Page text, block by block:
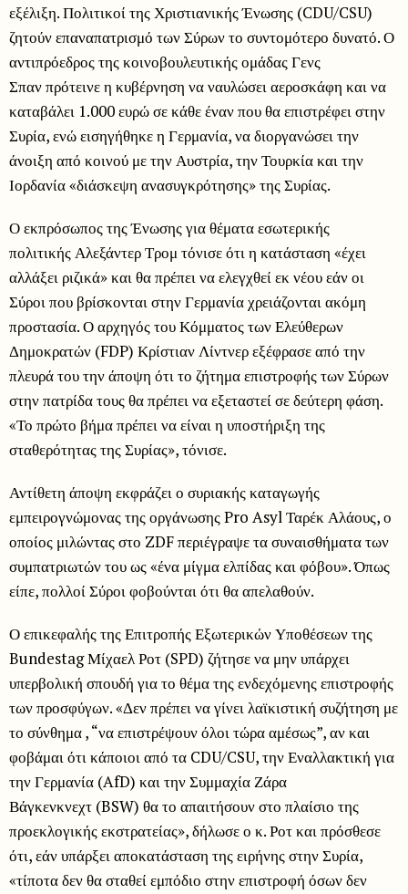
εξέλιξη. Πολιτικοί της Χριστιανικής Ένωσης (CDU/CSU)
ζητούν επαναπατρισμό των Σύρων το συντομότερο δυνατό. Ο
αντιπρόεδρος της κοινοβουλευτικής ομάδας Γενς
Σπαν πρότεινε η κυβέρνηση να ναυλώσει αεροσκάφη και να
καταβάλει 1.000 ευρώ σε κάθε έναν που θα επιστρέφει στην
Συρία, ενώ εισηγήθηκε η Γερμανία, να διοργανώσει την
άνοιξη από κοινού με την Αυστρία, την Τουρκία και την
Ιορδανία «διάσκεψη ανασυγκρότησης» της Συρίας.
Ο εκπρόσωπος της Ένωσης για θέματα εσωτερικής
πολιτικής Αλεξάντερ Τρομ τόνισε ότι η κατάσταση «έχει
αλλάξει ριζικά» και θα πρέπει να ελεγχθεί εκ νέου εάν οι
Σύροι που βρίσκονται στην Γερμανία χρειάζονται ακόμη
προστασία. Ο αρχηγός του Κόμματος των Ελεύθερων
Δημοκρατών (FDP) Κρίστιαν Λίντνερ εξέφρασε από την
πλευρά του την άποψη ότι το ζήτημα επιστροφής των Σύρων
στην πατρίδα τους θα πρέπει να εξεταστεί σε δεύτερη φάση.
«Το πρώτο βήμα πρέπει να είναι η υποστήριξη της
σταθερότητας της Συρίας», τόνισε.
Αντίθετη άποψη εκφράζει ο συριακής καταγωγής
εμπειρογνώμονας της οργάνωσης Pro Asyl Ταρέκ Αλάους, ο
οποίος μιλώντας στο ZDF περιέγραψε τα συναισθήματα των
συμπατριωτών του ως «ένα μίγμα ελπίδας και φόβου». Όπως
είπε, πολλοί Σύροι φοβούνται ότι θα απελαθούν.
Ο επικεφαλής της Επιτροπής Εξωτερικών Υποθέσεων της
Bundestag Μίχαελ Ροτ (SPD) ζήτησε να μην υπάρχει
υπερβολική σπουδή για το θέμα της ενδεχόμενης επιστροφής
των προσφύγων. «Δεν πρέπει να γίνει λαϊκιστική συζήτηση με
το σύνθημα , “να επιστρέψουν όλοι τώρα αμέσως”, αν και
φοβάμαι ότι κάποιοι από τα CDU/CSU, την Εναλλακτική για
την Γερμανία (AfD) και την Συμμαχία Ζάρα
Βάγκενκνεχτ (BSW) θα το απαιτήσουν στο πλαίσιο της
προεκλογικής εκστρατείας», δήλωσε ο κ. Ροτ και πρόσθεσε
ότι, εάν υπάρξει αποκατάσταση της ειρήνης στην Συρία,
«τίποτα δεν θα σταθεί εμπόδιο στην επιστροφή όσων δεν